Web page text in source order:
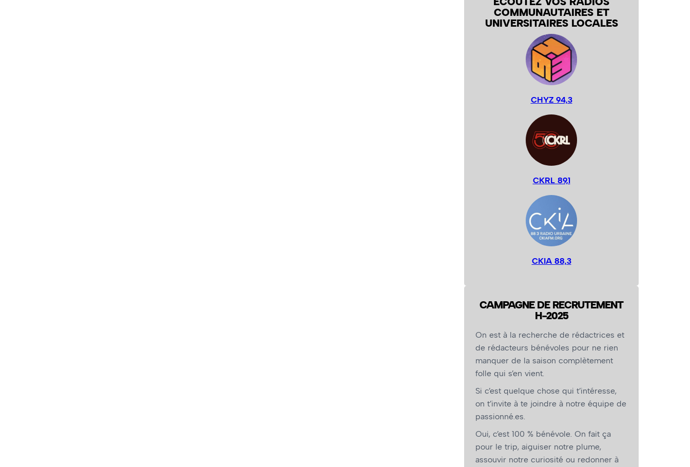
COMMUNAUTAIRES ET
UNIVERSITAIRES LOCALES
CHYZ 94,3
CKRL 89,1
CKIA 88,3
CAMPAGNE DE RECRUTEMENT
H-2025
On est à la recherche de rédactrices et
de rédacteurs bénévoles pour ne rien
manquer de la saison complètement
folle qui s’en vient.
Si c’est quelque chose qui t’intéresse,
on t’invite à te joindre à notre équipe de
passionné.es.
Oui, c’est 100 % bénévole. On fait ça
pour le trip, aiguiser notre plume,
assouvir notre curiosité ou redonner à